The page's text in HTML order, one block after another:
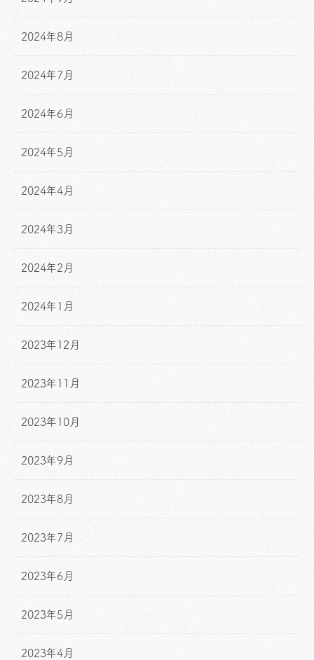
2024年8月
2024年7月
2024年6月
2024年5月
2024年4月
2024年3月
2024年2月
2024年1月
2023年12月
2023年11月
2023年10月
2023年9月
2023年8月
2023年7月
2023年6月
2023年5月
2023年4月